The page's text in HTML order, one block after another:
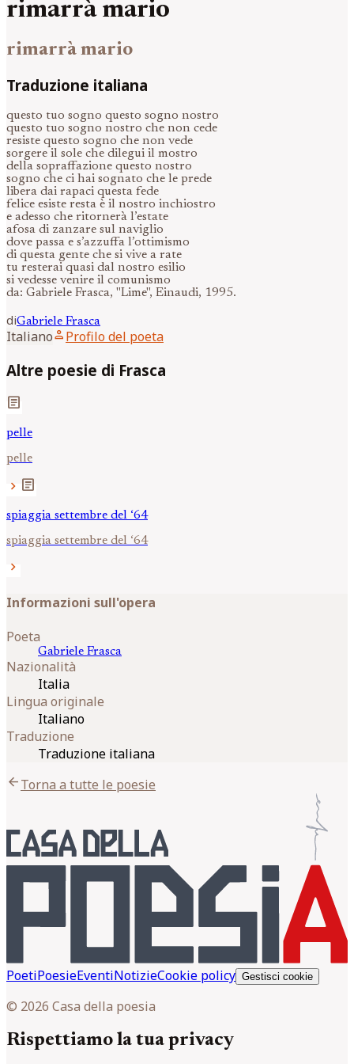
rimarrà mario
rimarrà mario
Traduzione italiana
questo tuo sogno questo sogno nostro
questo tuo sogno nostro che non cede
resiste questo sogno che non vede
sorgere il sole che dilegui il mostro
della sopraffazione questo nostro
sogno che ci hai sognato che le prede
libera dai rapaci questa fede
felice esiste resta è il nostro inchiostro
e adesso che ritornerà l’estate
afosa di zanzare sul naviglio
dove passa e s’azzuffa l’ottimismo
di questa gente che si vive a rate
tu resterai quasi dal nostro esilio
si vedesse venire il comunismo
da: Gabriele Frasca, "Lime", Einaudi, 1995.
diGabriele Frasca
Italianoperson Profilo del poeta
Altre poesie di Frasca
article
pelle
pelle
chevron_right article
spiaggia settembre del ‘64
spiaggia settembre del ‘64
chevron_right
Informazioni sull'opera
Poeta
Gabriele Frasca
Nazionalità
Italia
Lingua originale
Italiano
Traduzione
Traduzione italiana
arrow_backTorna a tutte le poesie
PoetiPoesieEventiNotizieCookie policy Gestisci cookie
© 2026 Casa della poesia
Rispettiamo la tua privacy